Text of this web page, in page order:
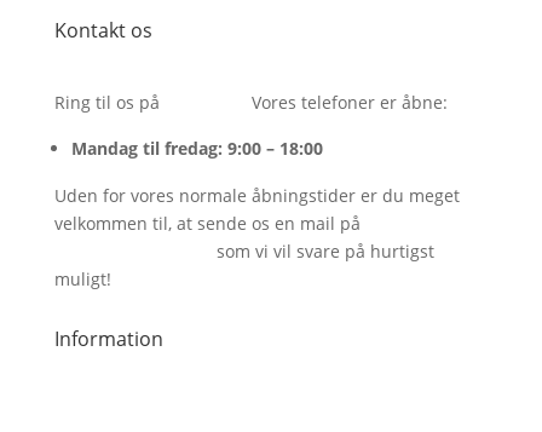
Kontakt os
Ring til os på
Vores telefoner er åbne:
Mandag til fredag: 9:00 – 18:00
Uden for vores normale åbningstider er du meget
velkommen til, at sende os en mail på
som vi vil svare på hurtigst
muligt!
Information